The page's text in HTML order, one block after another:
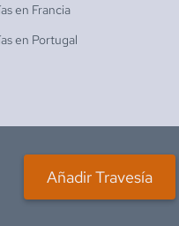
en Francia
en Portugal
Añadir Travesía